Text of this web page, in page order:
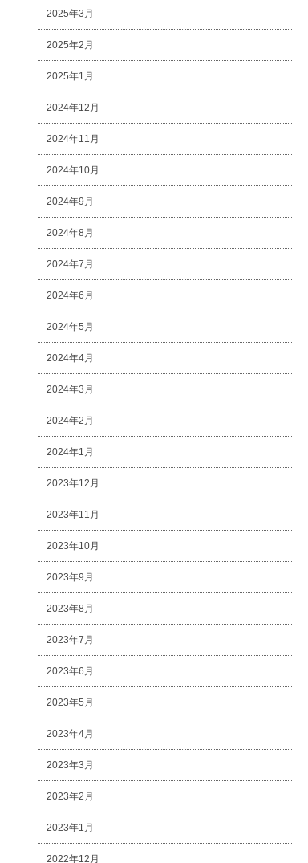
2025年3月
2025年2月
2025年1月
2024年12月
2024年11月
2024年10月
2024年9月
2024年8月
2024年7月
2024年6月
2024年5月
2024年4月
2024年3月
2024年2月
2024年1月
2023年12月
2023年11月
2023年10月
2023年9月
2023年8月
2023年7月
2023年6月
2023年5月
2023年4月
2023年3月
2023年2月
2023年1月
2022年12月